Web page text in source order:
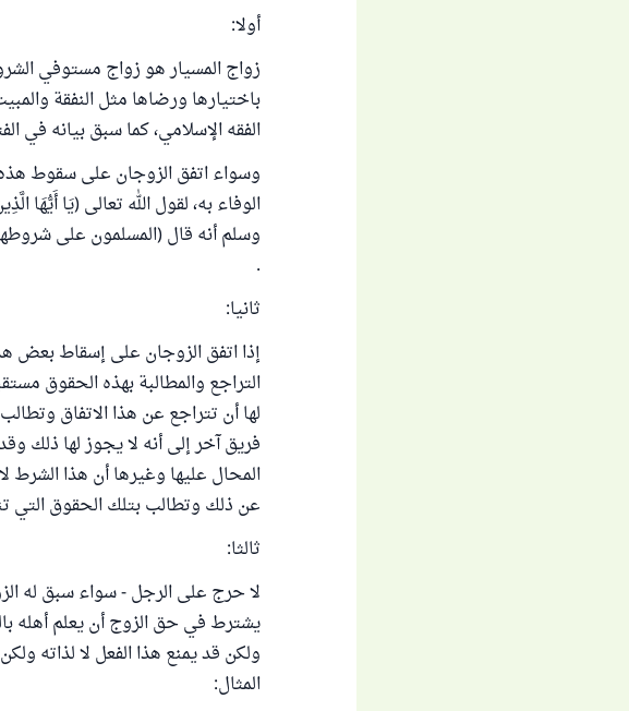
أولا:
زواج المسيار هو زواج مستوفي
باختيارها ورضاها مثل النفقة
الفقه الإسلامي، كما سبق بيانه في
وسواء اتفق الزوجان على سقوط هذه
.
ثانيا:
إذا اتفق الزوجان على إسقاط بعض
التراجع والمطالبة بهذه الحقوق
لها أن تتراجع عن هذا الاتفاق
فريق آخر إلى أنه لا يجوز لها ذلك
المحال عليها وغيرها أن هذا الشرط
عن ذلك وتطالب بتلك الحقوق التي
ثالثا:
لا حرج على الرجل - سواء سبق له
يشترط في حق الزوج أن يعلم أهله
ولكن قد يمنع هذا الفعل لا لذاته
المثال: